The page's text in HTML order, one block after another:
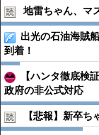
地雷ちゃん、マ
出光の石油海賊
到着！
【ハンタ徹底検
政府の非公式対応
【悲報】新卒